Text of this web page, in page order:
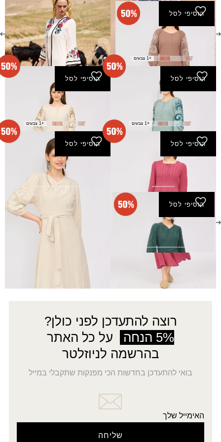
הוסיפי לסל
שמלת רונה - חום
330.00₪ 165.00
+1 צבעים
הוסיפי לסל
שמלת רונה - טורקיז
330.00 ₪ 165.00
+1 צבעים
הוסיפי לסל
שמלת רונה - פשתן
330.00 ₪ 165.00
+1 צבעים
הוסיפי לסל
שמלת שבועה - בורדו
270.00₪135.00
הוסיפי לסל
שמלת שמיר - אבן
₪ 320.00₪160.00
הוסיפי לסל
שמלת שמיר - טורקיז
320.00 ₪ 160.00
1
…
רוצה להתעדכן לפני כולן?
5% הנחה
על כל האתר
בהרשמה לניוזלטר
בואי להתעדכן בחדשות הכי מפנקות שתקבלי במייל
האימייל שלך